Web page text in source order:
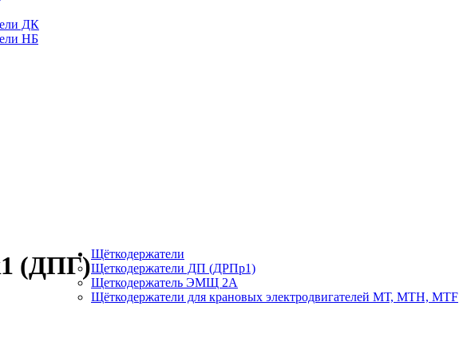
ДК
НБ
(ДПГ)Щёткодержатели
Щеткодержатели ДП (ДРПр1)
Щеткодержатель ЭМЩ 2А
Щёткодержатели для крановых электродвигателей МТ, МТН, МТF